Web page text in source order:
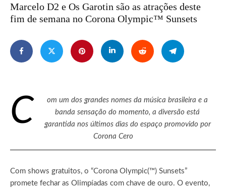
Marcelo D2 e Os Garotin são as atrações deste
fim de semana no Corona Olympic™ Sunsets
C
om um dos grandes nomes da música brasileira e a
banda sensação do momento, a diversão está
garantida nos últimos dias do espaço promovido por
Corona Cero
Com shows gratuitos, o “Corona Olympic(™) Sunsets”
promete fechar as Olimpíadas com chave de ouro. O evento,